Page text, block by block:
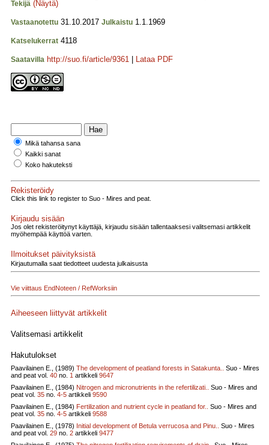
Tekijä (Näytä)
Vastaanotettu 31.10.2017 Julkaistu 1.1.1969
Katselukerrat 4118
Saatavilla http://suo.fi/article/9361 Lataa PDF
Mikä tahansa sana
Kaikki sanat
Koko hakuteksti
Rekisteröidy
Click this link to register to Suo - Mires and peat.
Kirjaudu sisään
Jos olet rekisteröitynyt käyttäjä, kirjaudu sisään tallentaaksesi valitsemasi artikkelit
myöhempää käyttöä varten.
Ilmoitukset päivityksistä
Kirjautumalla saat tiedotteet uudesta julkaisusta
Vie viittaus EndNoteen / RefWorksiin
Aiheeseen liittyvät artikkelit
Valitsemasi artikkelit
Hakutulokset
Paavilainen E., (1989) The development of peatland forests in Satakunta..
Suo - Mires
and peat vol. 40 no. 1 artikkeli 9647
Paavilainen E., (1984) Nitrogen and micronutrients in the refertilizati..
Suo - Mires and
peat vol. 35 no. 4-5 artikkeli 9590
Paavilainen E., (1984) Fertilization and nutrient cycle in peatland for..
Suo - Mires and
peat vol. 35 no. 4-5 artikkeli 9588
Paavilainen E., (1978) Initial development of Betula verrucosa and Pinu..
Suo - Mires
and peat vol. 29 no. 2 artikkeli 9477